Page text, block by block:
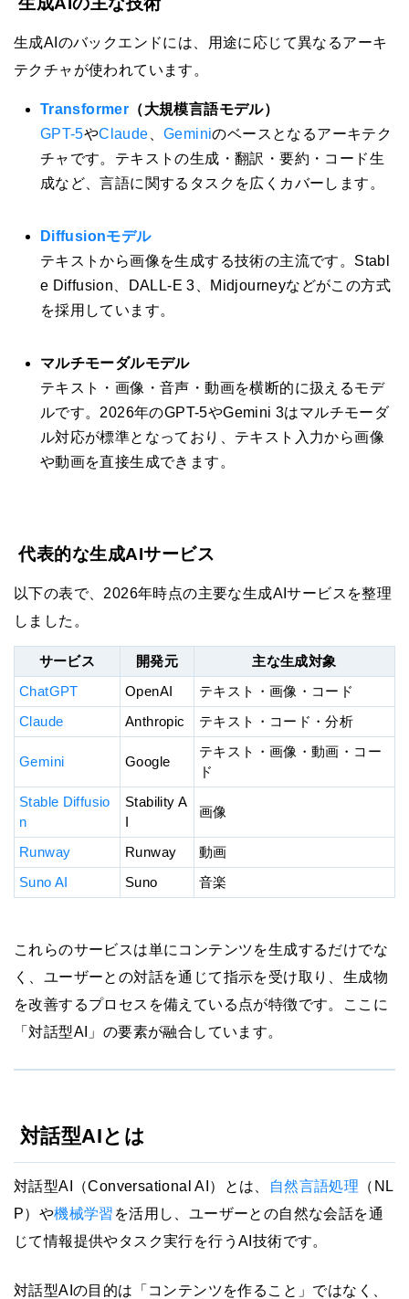
生成AIのバックエンドには、用途に応じて異なるアーキ
テクチャが使われています。
Transformer （大規模言語モデル）
GPT-5やClaude 、Geminiのベースとなるアーキテク
チャです。テキストの生成・翻訳・要約・コード生
成など、言語に関するタスクを広くカバーします。
Diffusionモデル
テキストから画像を生成する技術の主流です。Stabl
e Diffusion、DALL-E 3、Midjourneyなどがこの方式
を採用しています。
マルチモーダルモデル
テキスト・画像・音声・動画を横断的に扱えるモデ
ルです。2026年のGPT-5やGemini 3はマルチモーダ
ル対応が標準となっており、テキスト入力から画像
や動画を直接生成できます。
代表的な生成AIサービス
以下の表で、2026年時点の主要な生成AIサービスを整理
しました。
サービス 開発元
主な生成対象
ChatGPT
OpenAI
テキスト・画像・コード
Claude
Anthropic テキスト・コード・分析
Gemini Google
テキスト・画像・動画・コー
ド
Stable Diffusio
n
Stability A
I
画像
Runway Runway
動画
Suno AI
Suno 音楽
これらのサービスは単にコンテンツを生成するだけでな
く、ユーザーとの対話を通じて指示を受け取り、生成物
を改善するプロセスを備えている点が特徴です。ここに
「対話型AI」の要素が融合しています。
対話型AIとは
対話型AI（Conversational AI）とは、 自然言語処理 （NL
P）や機械学習 を活用し、ユーザーとの自然な会話を通
じて情報提供やタスク実行を行うAI技術です。
対話型AIの目的は「コンテンツを作ること」ではなく、